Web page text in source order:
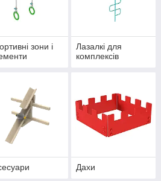
зони і
Лазалкі для
комплексів
Дахи